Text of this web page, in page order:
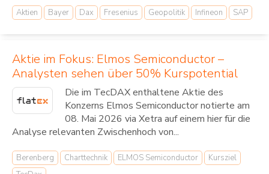
Aktien Bayer Dax Fresenius Geopolitik Infineon SAP
Aktie im Fokus: Elmos Semiconductor –
Analysten sehen über 50% Kurspotential
Die im TecDAX enthaltene Aktie des
Konzerns Elmos Semiconductor notierte am
08. Mai 2026 via Xetra auf einem hier für die
Analyse relevanten Zwischenhoch von...
Berenberg Charttechnik ELMOS Semiconductor
Kursziel